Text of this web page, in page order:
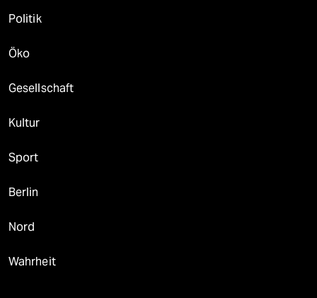
Politik
Öko
Gesellschaft
Kultur
Sport
Berlin
Nord
Wahrheit